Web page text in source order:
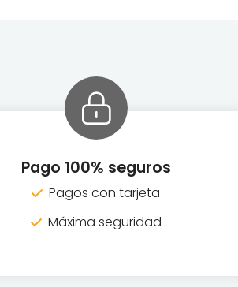
Pago 100% seguros
Pagos con tarjeta
Máxima seguridad